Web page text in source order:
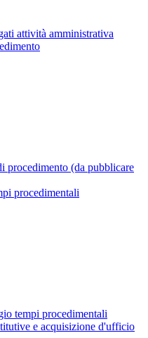
attività amministrativa
procedimento (da pubblicare
procedimentali
tempi procedimentali
e acquisizione d'ufficio